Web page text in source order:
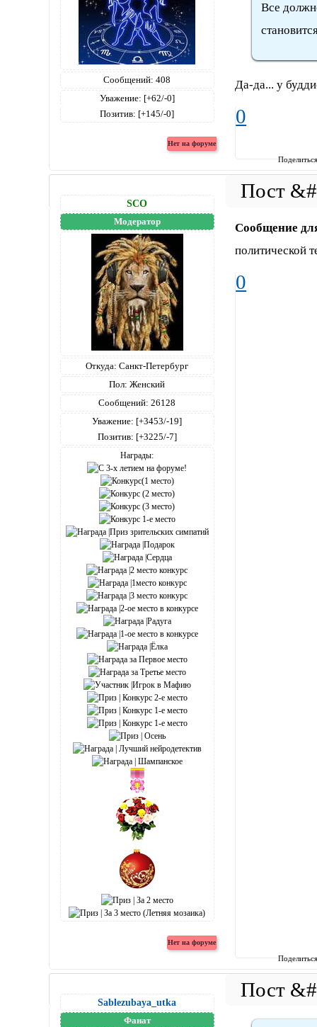
Сообщений: 408
Уважение: [+62/-0]
Позитив: [+145/-0]
Все
Да-да... у
0
SCO
Модератор
Откуда: Санкт-Петербург
Пол: Женский
Сообщений: 26128
Уважение: [+3453/-19]
Позитив: [+3225/-7]
Награды:
Сообщение
политической
0
Sablezubaya_utka
Фанат